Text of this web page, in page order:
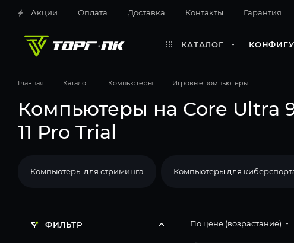
Акции Оплата Доставка Контакты Гарантия
КАТАЛОГ
Главная — Каталог — Компьютеры — Игровые компьютеры
Компьютеры на Core Ultra
11 Pro Trial
Компьютеры для стриминга Компьютеры для
По цене (возрастание)
ФИЛЬТР